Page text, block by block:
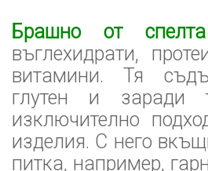
Брашно от спелта
въглехидрати,
витамини. Тя
глутен и заради
изключително
изделия. С него
питка, например,